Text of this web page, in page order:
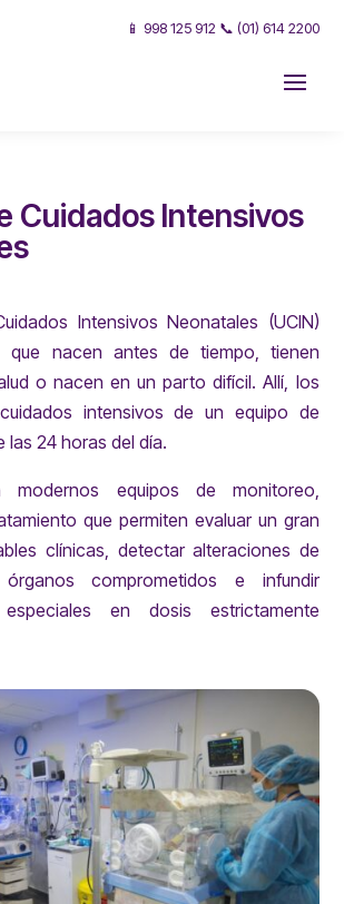
📱 998 125 912 📞 (01) 614 2200
Cuidados Intensivos
Intensivos Neonatales (UCIN)
que nacen antes de tiempo, tienen
o nacen en un parto difícil. Allí, los
intensivos de un equipo de
las 24 horas del día.
modernos equipos de monitoreo,
que permiten evaluar un gran
clínicas, detectar alteraciones de
comprometidos e infundir
especiales en dosis estrictamente